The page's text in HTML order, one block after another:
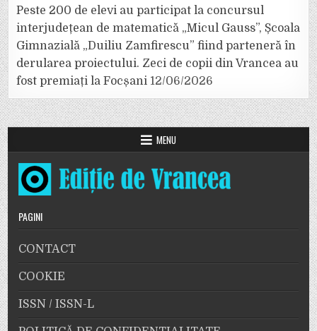
Peste 200 de elevi au participat la concursul
interjudețean de matematică „Micul Gauss”, Școala
Gimnazială „Duiliu Zamfirescu” fiind parteneră în
derularea proiectului. Zeci de copii din Vrancea au
fost premiați la Focșani 12/06/2026
MENU
PAGINI
CONTACT
COOKIE
ISSN / ISSN-L